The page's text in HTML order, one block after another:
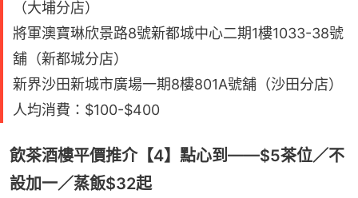
（大埔分店）
將軍澳寶琳欣景路8號新都城中心二期1樓1033-38號
舖（新都城分店）
新界沙田新城市廣場一期8樓801A號舖（沙田分店）
人均消費：$100-$400
飲茶酒樓平價推介【4】點心到——$5茶位／不
設加一／蒸飯$32起